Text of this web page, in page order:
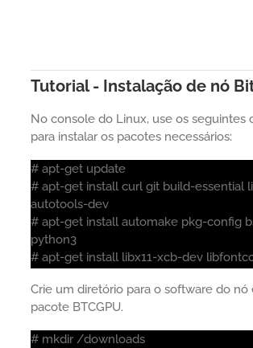
Tutorial - Instalação de nó
No console do Linux, use os seguintes
para instalar os pacotes necessários:
# apt-get update
# apt-get install curl git build-essential
autotools-dev
# apt-get install automake pkg-config
python3
# apt-get install libx11-xcb-dev
Crie um diretório para o software do nó
pacote BTCGPU.
# mkdir /downloads